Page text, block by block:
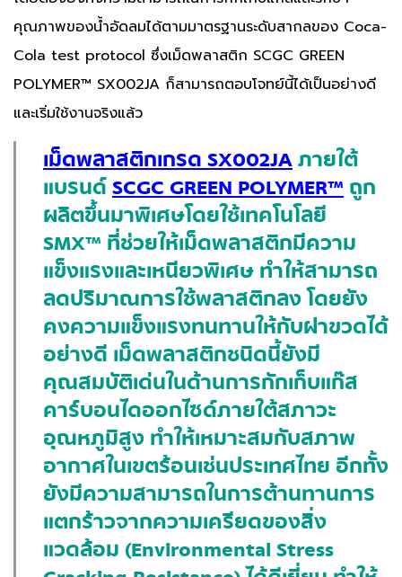
คุณภาพของน้ำอัดลมได้ตามมาตรฐานระดับสากลของ Coca-
Cola test protocol ซึ่งเม็ดพลาสติก SCGC GREEN
POLYMER™ SX002JA ก็สามารถตอบโจทย์นี้ได้เป็นอย่างดี
และเริ่มใช้งานจริงแล้ว
เม็ดพลาสติกเกรด SX002JAภายใต้
แบรนด์SCGC GREEN POLYMER™ถูก
ผลิตขึ้นมาพิเศษโดยใช้เทคโนโลยี
SMX™ ที่ช่วยให้เม็ดพลาสติกมีความ
แข็งแรงและเหนียวพิเศษ ทำให้สามารถ
ลดปริมาณการใช้พลาสติกลง โดยยัง
คงความแข็งแรงทนทานให้กับฝาขวดได้
อย่างดี เม็ดพลาสติกชนิดนี้ยังมี
คุณสมบัติเด่นในด้านการกักเก็บแก๊ส
คาร์บอนไดออกไซด์ภายใต้สภาวะ
อุณหภูมิสูง ทำให้เหมาะสมกับสภาพ
อากาศในเขตร้อนเช่นประเทศไทย อีกทั้ง
ยังมีความสามารถในการต้านทานการ
แตกร้าวจากความเครียดของสิ่ง
แวดล้อม (Environmental Stress